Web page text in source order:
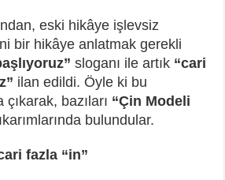
eski hikâye işlevsiz
bir hikâye anlatmak gerekli
sloganı ile artık “cari
ilan edildi. Öyle ki bu
bazıları “Çin Modeli
bulundular.
fazla “in”